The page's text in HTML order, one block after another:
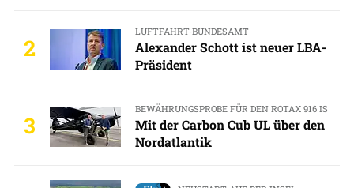
2
LUFTFAHRT-BUNDESAMT
Alexander Schott ist neuer LBA-
Präsident
3
BEWÄHRUNGSPROBE FÜR DEN ROTAX 916 IS
Mit der Carbon Cub UL über den
Nordatlantik